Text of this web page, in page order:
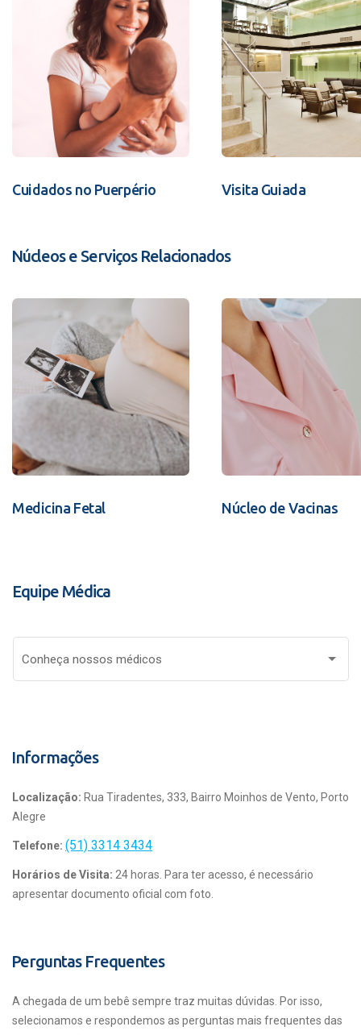
Cuidados no Puerpério Visita Guiada
Núcleos e Serviços Relacionados
Medicina Fetal Núcleo de Vacinas
Equipe Médica
Conheça nossos médicos
Informações
Localização: Rua Tiradentes, 333, Bairro Moinhos de Vento, Porto
Alegre
Telefone: (51) 3314 3434
Horários de Visita: 24 horas. Para ter acesso, é necessário
apresentar documento oficial com foto.
Perguntas Frequentes
A chegada de um bebê sempre traz muitas dúvidas. Por isso,
selecionamos e respondemos as perguntas mais frequentes das